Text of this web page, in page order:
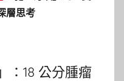
層思考
：18 公分腫瘤